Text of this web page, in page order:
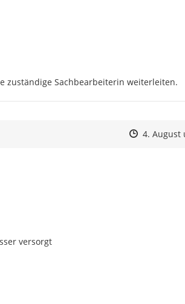
zuständige Sachbearbeiterin weiterleiten.
Zeitpunkt
Zeitpunkt
4. August
versorgt